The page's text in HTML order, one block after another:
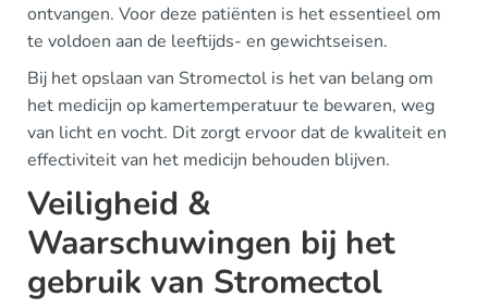
ontvangen. Voor deze patiënten is het essentieel om
te voldoen aan de leeftijds- en gewichtseisen.
Bij het opslaan van Stromectol is het van belang om
het medicijn op kamertemperatuur te bewaren, weg
van licht en vocht. Dit zorgt ervoor dat de kwaliteit en
effectiviteit van het medicijn behouden blijven.
Veiligheid &
Waarschuwingen bij het
gebruik van Stromectol